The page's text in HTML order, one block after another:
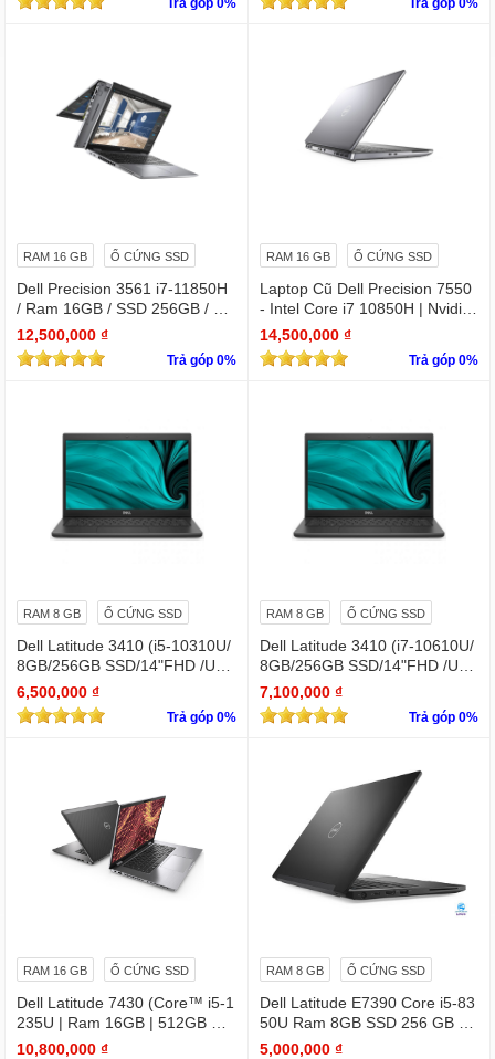
Trả góp 0%
0
Trả góp 0%
RAM 16 GB Ổ CỨNG SSD
Dell Precision 3561 i7-11850H
/ Ram 16GB / SSD 256GB / Mà
n 15.6″ IPS Full HD 1920×1080
IPS / VGA NVIDIA Quadro T60
0
12,500,000 ₫
Trả góp 0%
RAM 16 GB Ổ CỨNG SSD
Laptop Cũ Dell Precision 7550
- Intel Core i7 10850H | Nvidia
Quadro T1000
14,500,000 ₫
Trả góp 0%
RAM 8 GB Ổ CỨNG SSD
Dell Latitude 3410 (i5-10310U/
8GB/256GB SSD/14"FHD /UH
D Graphics/Win11Pro)
6,500,000 ₫
Trả góp 0%
RAM 8 GB Ổ CỨNG SSD
Dell Latitude 3410 (i7-10610U/
8GB/256GB SSD/14"FHD /UH
D Graphics/Win11Pro)
7,100,000 ₫
Trả góp 0%
RAM 16 GB Ổ CỨNG SSD
Dell Latitude 7430 (Core™ i5-1
235U | Ram 16GB | 512GB SS
D | 14.0inch FHD)
10,800,000 ₫
RAM 8 GB Ổ CỨNG SSD
Dell Latitude E7390 Core i5-83
50U Ram 8GB SSD 256 GB 1
3.3 " Full HD (1920 x 1080)
5,000,000 ₫